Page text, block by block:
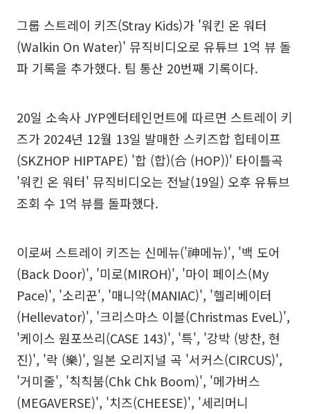
그룹 스트레이 키즈(Stray Kids)가 '워킨 온 워터
(Walkin On Water)' 뮤직비디오로 유튜브 1억 뷰 돌
파 기록을 추가했다. 팀 통산 20번째 기록이다.
20일 소속사 JYP엔터테인먼트에 따르면 스트레이 키
즈가 2024년 12월 13일 발매한 스키즈합 힙테이프
(SKZHOP HIPTAPE) '합 (합)(合 (HOP))' 타이틀곡
'워킨 온 워터' 뮤직비디오는 전날(19일) 오후 유튜브
조회 수 1억 뷰를 돌파했다.
이로써 스트레이 키즈는 신메뉴('神메뉴)', '백 도어
(Back Door)', '미로(MIROH)', '마이 페이스(My
Pace)', '소리꾼', '매니악(MANIAC)', '헬리베이터
(Hellevator)', '크리스마스 이블(Christmas EveL)',
'케이스 원포쓰리(CASE 143)', '특', '강박 (방찬, 현
진)', '락 (樂)', 일본 오리지널 곡 '서커스(CIRCUS)',
'거미줄', '칙칙붐(Chk Chk Boom)', '메가버스
(MEGAVERSE)', '치즈(CHEESE)', '세리머니